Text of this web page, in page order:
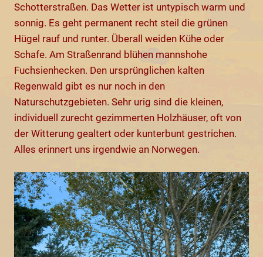
Schotterstraßen. Das Wetter ist untypisch warm und
sonnig. Es geht permanent recht steil die grünen
Hügel rauf und runter. Überall weiden Kühe oder
Schafe. Am Straßenrand blühen mannshohe
Fuchsienhecken. Den ursprünglichen kalten
Regenwald gibt es nur noch in den
Naturschutzgebieten. Sehr urig sind die kleinen,
individuell zurecht gezimmerten Holzhäuser, oft von
der Witterung gealtert oder kunterbunt gestrichen.
Alles erinnert uns irgendwie an Norwegen.